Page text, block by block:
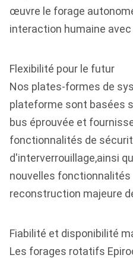
œuvre le forage
interaction humaine avec
Flexibilité pour le futur
Nos plates-formes de
plateforme sont basées
bus éprouvée et
fonctionnalités de
d'interverrouillage,ainsi
nouvelles
reconstruction majeure
Fiabilité et disponibilité
Les forages rotatifs